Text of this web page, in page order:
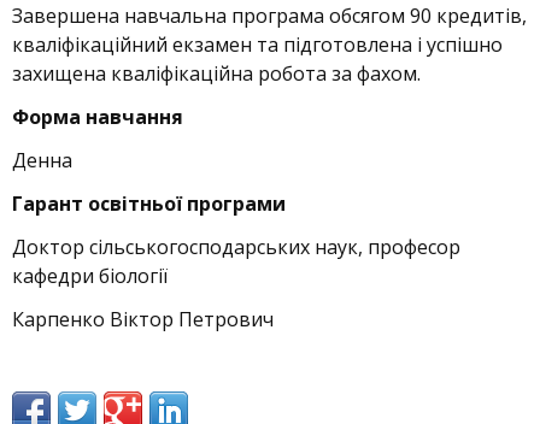
Завершена навчальна програма обсягом 90 кредитів,
кваліфікаційний екзамен та підготовлена і успішно
захищена кваліфікаційна робота за фахом.
Форма навчання
Денна
Гарант освітньої програми
Доктор сільськогосподарських наук, професор
кафедри біології
Карпенко Віктор Петрович